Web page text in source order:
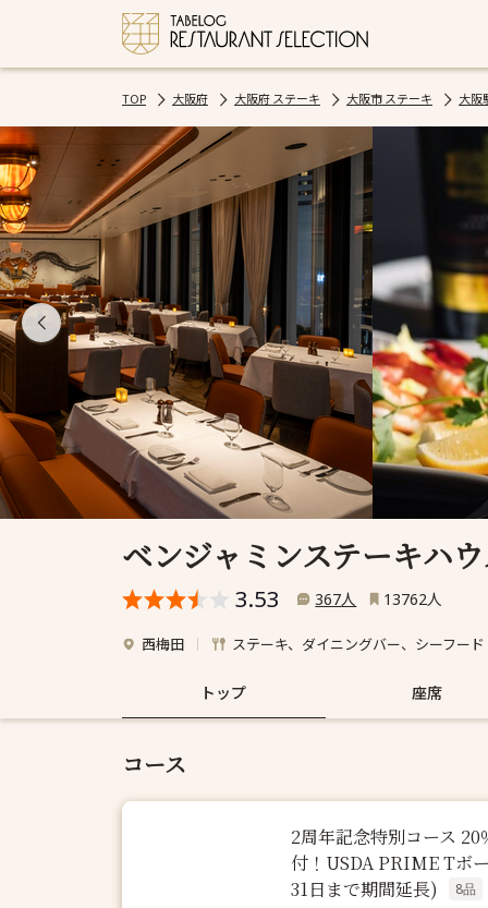
TOP 大阪府 大阪府 ステーキ 大阪市 ステーキ 大阪
ベンジャミンステーキハ
3.53 367人 13762人
西梅田 ステーキ、ダイニングバー、シーフード
トップ 座席
コース
2周年記念特別コース
付！USDA PRIME Tボ
31日まで期間延長)
8品